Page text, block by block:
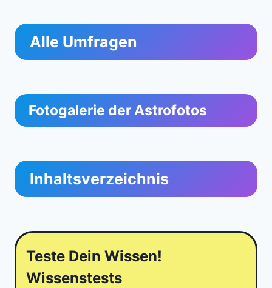
Alle Umfragen
Fotogalerie der Astrofotos
Inhaltsverzeichnis
Teste Dein Wissen!
Wissenstests